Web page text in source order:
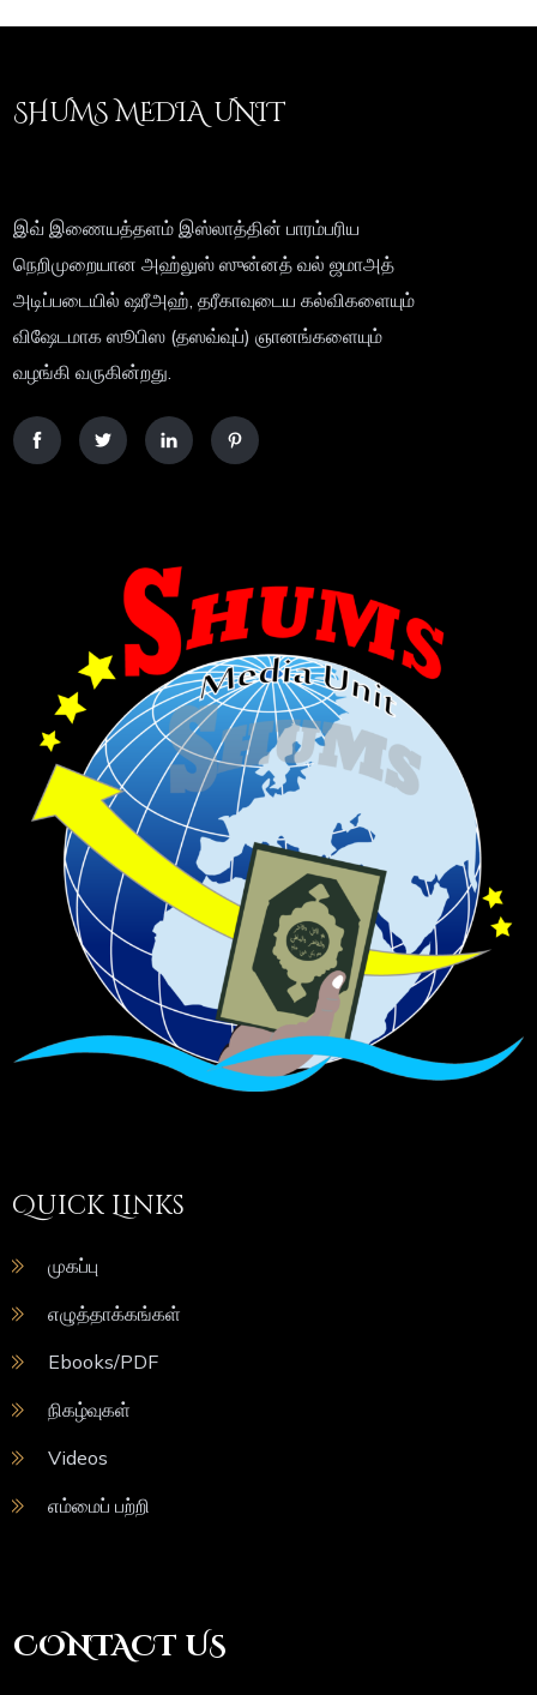
SHUMS MEDIA UNIT
இவ் இணையத்தளம் இஸ்லாத்தின் பாரம்பரிய
நெறிமுறையான அஹ்லுஸ் ஸுன்னத் வல் ஜமாஅத்
அடிப்படையில் ஷரீஅஹ், தரீகாவுடைய கல்விகளையும்
விஷேடமாக ஸூபிஸ (தஸவ்வுப்) ஞானங்களையும்
வழங்கி வருகின்றது.
Quick Links
முகப்பு
எழுத்தாக்கங்கள்
Ebooks/PDF
நிகழ்வுகள்
Videos
எம்மைப் பற்றி
CONTACT US